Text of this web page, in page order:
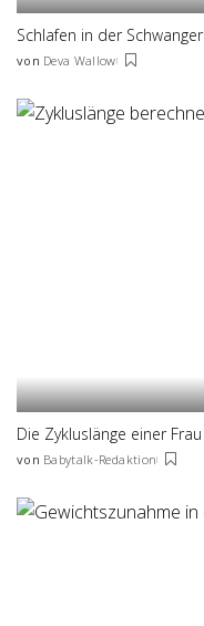
Schlafen in der
Posted
von Deva Wallow
Die Zykluslänge einer
Posted
von Babytalk-Redaktion